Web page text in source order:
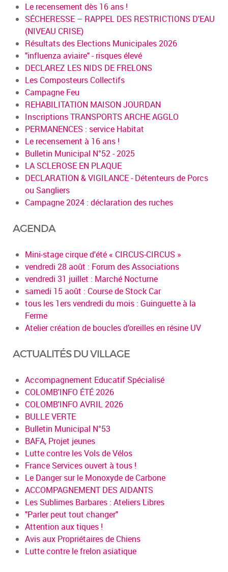
Le recensement dès 16 ans !
SÉCHERESSE – RAPPEL DES RESTRICTIONS D'EAU
(NIVEAU CRISE)
Résultats des Elections Municipales 2026
"influenza aviaire" - risques élevé
DECLAREZ LES NIDS DE FRELONS
Les Composteurs Collectifs
Campagne Feu
REHABILITATION MAISON JOURDAN
Inscriptions TRANSPORTS ARCHE AGGLO
PERMANENCES : service Habitat
Le recensement à 16 ans !
Bulletin Municipal N°52 - 2025
LA SCLEROSE EN PLAQUE
DECLARATION & VIGILANCE - Détenteurs de Porcs
ou Sangliers
Campagne 2024 : déclaration des ruches
AGENDA
Mini-stage cirque d'été « CIRCUS-CIRCUS »
vendredi 28 août : Forum des Associations
vendredi 31 juillet : Marché Nocturne
samedi 15 août : Course de Stock Car
tous les 1ers vendredi du mois : Guinguette à la
Ferme
Atelier création de boucles d’oreilles en résine UV
ACTUALITÉS DU VILLAGE
Accompagnement Educatif Spécialisé
COLOMB'INFO ÉTÉ 2026
COLOMB'INFO AVRIL 2026
BULLE VERTE
Bulletin Municipal N°53
BAFA, Projet jeunes
Lutte contre les Vols de Vélos
France Services ouvert à tous !
Le Danger sur le Monoxyde de Carbone
ACCOMPAGNEMENT DES AIDANTS
Les Sublimes Barbares : Ateliers Libres
"Parler peut tout changer"
Attention aux tiques !
Avis aux Propriétaires de Chiens
Lutte contre le frelon asiatique